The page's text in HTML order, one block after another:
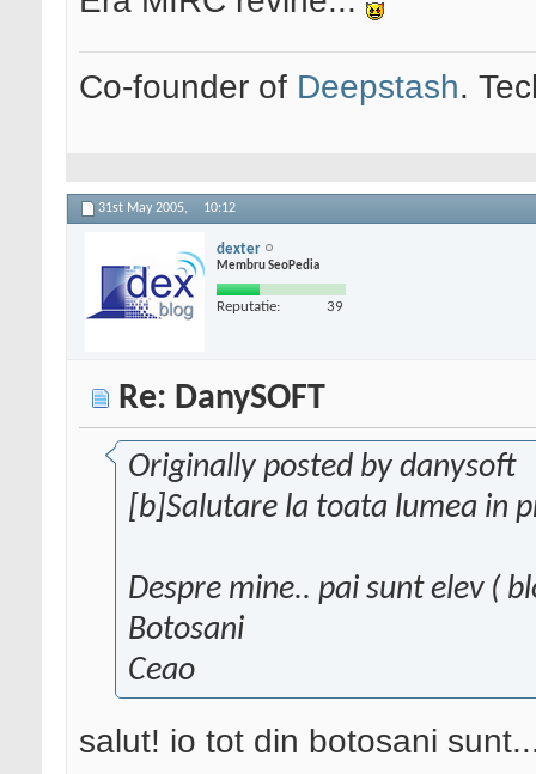
Co-founder of Deepstash.
31st May 2005, 10:12
dexter
Membru SeoPedia
Reputatie: 39
Re: DanySOFT
Originally posted by danysoft
[b]Salutare la toata lumea in
Despre mine.. pai sunt elev (
Botosani
Ceao
salut! io tot din botosani